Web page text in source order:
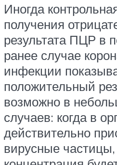
Иногда
получения
результата ПЦР в
ранее случае
инфекции
положительный
возможно в
случаев: когда в
действительно
вирусные